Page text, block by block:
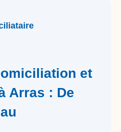
et
Arras : De